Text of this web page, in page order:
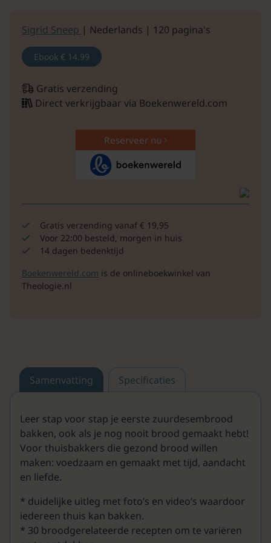
Sigrid Sneep | Nederlands | 120 pagina's
Ebook € 14.99
Gratis verzending
Direct verkrijgbaar via Boekenwereld.com
Reserveer nu
Gratis verzending vanaf € 19,95
Voor 22:00 besteld, morgen in huis
14 dagen bedenktijd
Boekenwereld.com is de onlineboekwinkel van
Theologie.nl
Samenvatting Specificaties
Leer stap voor stap je eerste zuurdesembrood
bakken, ook als je nog nooit brood gemaakt hebt!
Voor thuisbakkers die gezond brood willen
maken: voedzaam en gemaakt met tijd, aandacht
en liefde.
* duidelijke uitleg met foto’s en video’s waardoor
iedereen thuis kan bakken.
* 30 broodgerelateerde recepten om te variëren